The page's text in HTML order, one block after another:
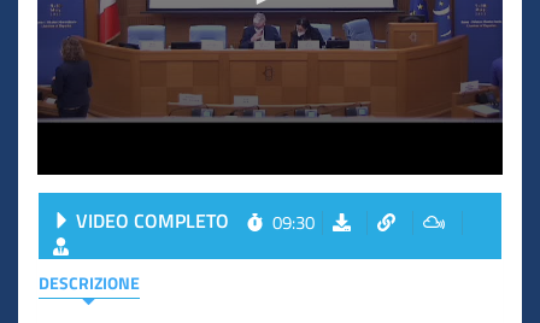
VIDEO COMPLETO 09:30
DESCRIZIONE